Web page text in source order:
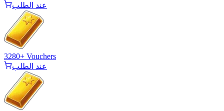
عند الطلب
3280+ Vouchers
عند الطلب